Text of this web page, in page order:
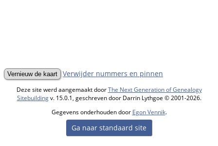
Verwijder nummers en pinnen
Deze site werd aangemaakt doorThe Next Generation of Genealogy
Sitebuildingv. 15.0.1, geschreven door Darrin Lythgoe © 2001-2026.
Gegevens onderhouden door Egon Vennik.
Ga naar standaard site